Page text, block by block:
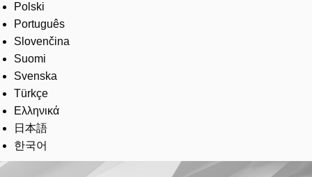
Polski
Português
Slovenčina
Suomi
Svenska
Türkçe
Ελληνικά
日本語
한국어